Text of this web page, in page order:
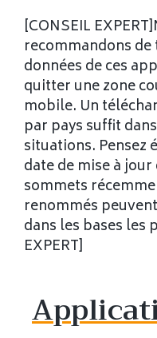
[CONSEIL
recommandons
données de ces
quitter une zone
mobile. Un
par pays suffit
situations. Pensez
date de mise à
sommets
renommés
dans les bases les
EXPERT]